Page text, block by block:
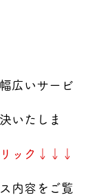
広いサービ
いたしま
ック↓↓↓
内容をご覧